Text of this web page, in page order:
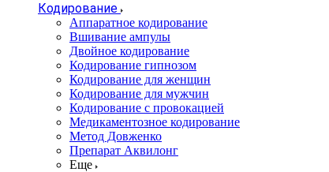
Кодирование
Аппаратное кодирование
Вшивание ампулы
Двойное кодирование
Кодирование гипнозом
Кодирование для женщин
Кодирование для мужчин
Кодирование с провокацией
Медикаментозное кодирование
Метод Довженко
Препарат Аквилонг
Еще